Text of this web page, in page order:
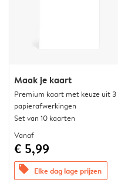
Maak je kaart
Premium kaart met keuze uit 3
papierafwerkingen
Set van 10 kaarten
Vanaf
€ 5,99
offers Elke dag lage prijzen